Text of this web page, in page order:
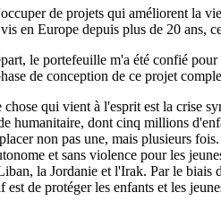
de projets qui améliorent la
en Europe depuis plus de 20
le portefeuille m'a été confié
de conception de ce projet
qui vient à l'esprit est la crise
humanitaire, dont cinq millions
non pas une, mais plusieurs
et sans violence pour les
la Jordanie et l'Irak. Par le
de protéger les enfants et les